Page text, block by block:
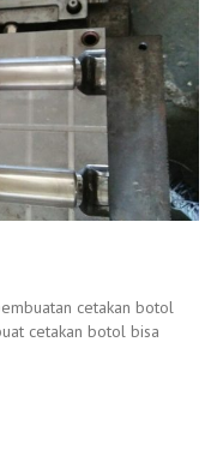
cetakan botol
cetakan botol bisa